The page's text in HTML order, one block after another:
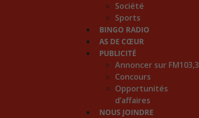
Société
Sports
BINGO RADIO
AS DE CŒUR
PUBLICITÉ
Annoncer sur FM103,3
Concours
Opportunités
d’affaires
NOUS JOINDRE